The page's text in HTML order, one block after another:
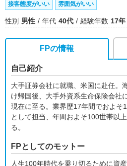
接客態度がいい 雰囲気がいい
性別 男性 年代 40代 経験年数 17年
FPの情報
自己紹介
大手証券会社に就職、米国に赴任。
け帰国後、大手外資系生命保険会社
現在に至る。業界歴17年間でおよそ
として担当、年間およそ100世帯以
る。
FPとしてのモットー
人生100年時代を乗り切るために資